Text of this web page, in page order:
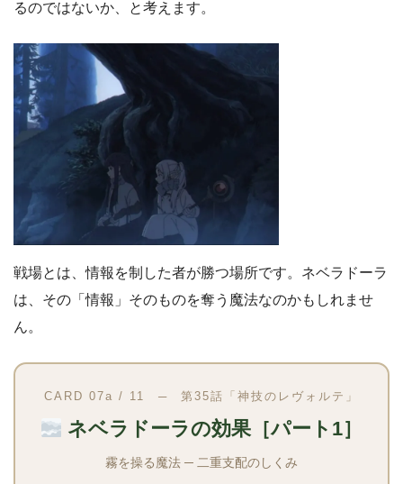
るのではないか、と考えます。
戦場とは、情報を制した者が勝つ場所です。ネベラドーラ
は、その「情報」そのものを奪う魔法なのかもしれませ
ん。
CARD 07a / 11 ─ 第35話「神技のレヴォルテ」
ネベラドーラの効果［パート1］
霧を操る魔法 ─ 二重支配のしくみ